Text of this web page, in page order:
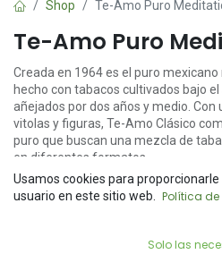
Price:
Shop Te-Amo Puro
Te-Amo Puro
Creada en 1964 es el puro
hecho con tabacos cultivados bajo
añejados por dos años y medio. Con
vitolas y figuras, Te-Amo Clásico
puro que buscan una mezcla de
en diferentes formatos.
$99.00
Usamos cookies para
usuario en este sitio web.
Política de
Solo las